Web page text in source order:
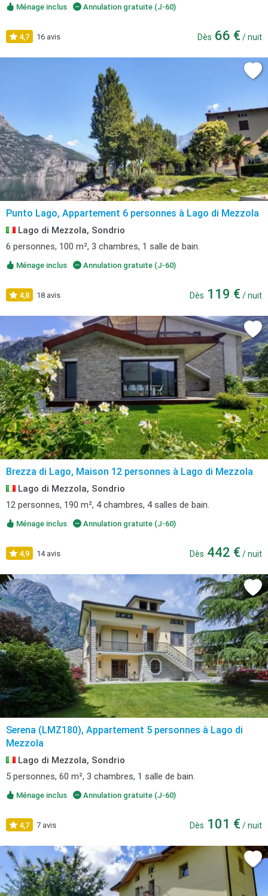
Ménage inclus Annulation gratuite (J-60)
4,7 16 avis Dès 66 € / nuit
Punto Lago, Appartement 6 personnes à Lago di Mezzola
Lago di Mezzola, Sondrio
6 personnes, 100 m², 3 chambres, 1 salle de bain.
Ménage inclus Annulation gratuite (J-60)
4,8 18 avis Dès 119 € / nuit
Brezza di Lago, Maison 12 personnes à Lago di Mezzola
Lago di Mezzola, Sondrio
12 personnes, 190 m², 4 chambres, 4 salles de bain.
Ménage inclus Annulation gratuite (J-60)
4,9 14 avis Dès 442 € / nuit
Serena (LMZ180), Appartement 5 personnes à Lago di
Mezzola
Lago di Mezzola, Sondrio
5 personnes, 60 m², 3 chambres, 1 salle de bain.
Ménage inclus Annulation gratuite (J-60)
4,7 7 avis Dès 101 € / nuit